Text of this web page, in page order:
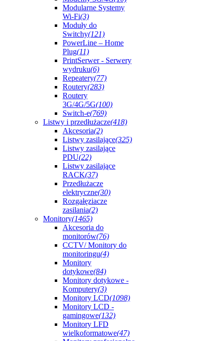
Modularne Systemy
Wi-Fi(3)
Moduły do
Switchy(121)
PowerLine – Home
Plug(11)
PrintSerwer - Serwery
wydruku(6)
Repeatery(77)
Routery(283)
Routery
3G/4G/5G(100)
Switch-e(769)
Listwy i przedłużacze(418)
Akcesoria(2)
Listwy zasilające(325)
Listwy zasilające
PDU(22)
Listwy zasilające
RACK(37)
Przedłużacze
elektryczne(30)
Rozgałęziacze
zasilania(2)
Monitory(1465)
Akcesoria do
monitorów(76)
CCTV/ Monitory do
monitoringu(4)
Monitory
dotykowe(84)
Monitory dotykowe -
Komputery(3)
Monitory LCD(1098)
Monitory LCD -
gamingowe(132)
Monitory LFD
wielkoformatowe(47)